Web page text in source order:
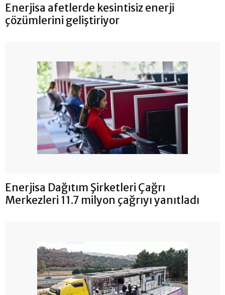
Enerjisa afetlerde kesintisiz enerji
çözümlerini geliştiriyor
Enerjisa Dağıtım Şirketleri Çağrı
Merkezleri 11.7 milyon çağrıyı yanıtladı